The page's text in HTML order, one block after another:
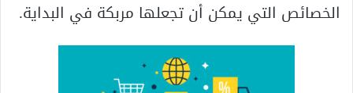
الخصائص التي يمكن أن تجعلها مربكة في البداية.